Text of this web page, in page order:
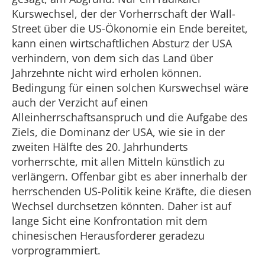
Kurswechsel, der der Vorherrschaft der Wall-
Street über die US-Ökonomie ein Ende bereitet,
kann einen wirtschaftlichen Absturz der USA
verhindern, von dem sich das Land über
Jahrzehnte nicht wird erholen können.
Bedingung für einen solchen Kurswechsel wäre
auch der Verzicht auf einen
Alleinherrschaftsanspruch und die Aufgabe des
Ziels, die Dominanz der USA, wie sie in der
zweiten Hälfte des 20. Jahrhunderts
vorherrschte, mit allen Mitteln künstlich zu
verlängern. Offenbar gibt es aber innerhalb der
herrschenden US-Politik keine Kräfte, die diesen
Wechsel durchsetzen könnten. Daher ist auf
lange Sicht eine Konfrontation mit dem
chinesischen Herausforderer geradezu
vorprogrammiert.